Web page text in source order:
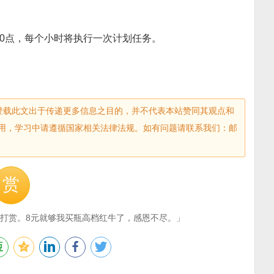
，每个小时将执行一次计划任务。
此文出于传递更多信息之目的，并不代表本站赞同其观点和
学习中请遵循国家相关法律法规。如有问题请联系我们：邮
赏
赏。8元就够我买瓶高档红牛了，感恩不尽。」